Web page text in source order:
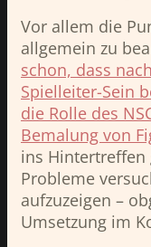
Vor allem die
allgemein zu
schon, dass
Spielleiter-Sein
die Rolle des
Bemalung von
ins Hintertreffen
Probleme
aufzuzeigen –
Umsetzung im